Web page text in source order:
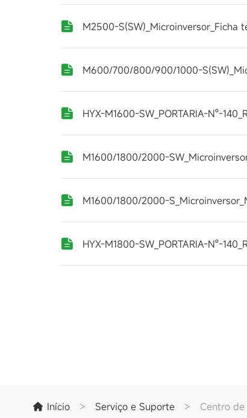
M2500-S(SW)_Microinversor_Ficha
M600/700/800/900/1000-
HYX-M1600-SW_PORTARIA-Nº-
M1600/1800/2000-
M1600/1800/2000-
HYX-M1800-SW_PORTARIA-Nº-
Início > Serviço e Suporte > Centro